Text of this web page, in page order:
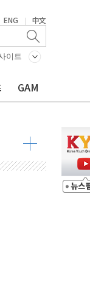
ENG | 中文
이트
GAM